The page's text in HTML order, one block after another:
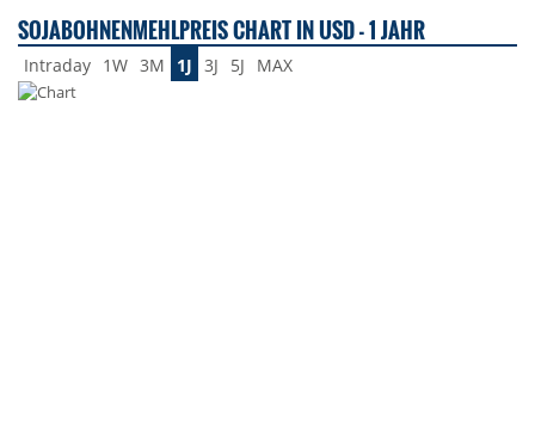
SOJABOHNENMEHLPREIS CHART IN USD - 1 JAHR
Intraday 1W 3M 1J 3J 5J MAX